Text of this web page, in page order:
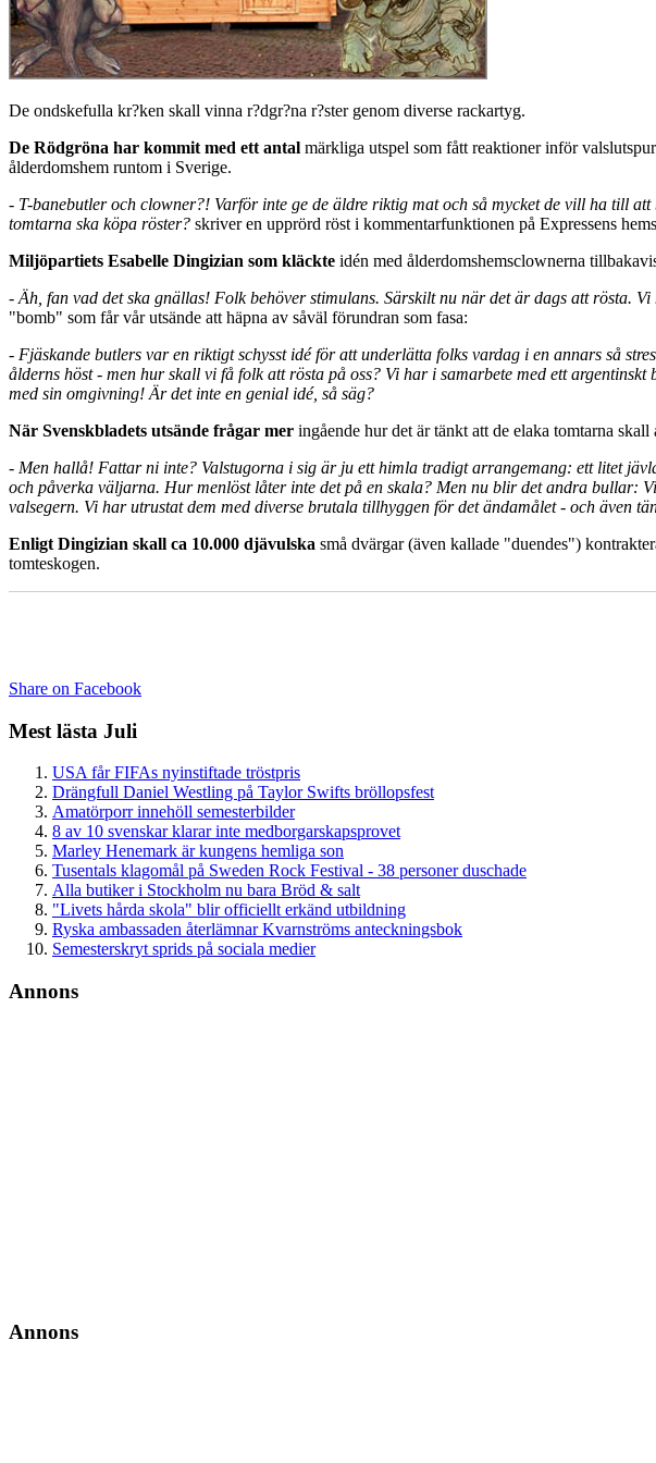
De ondskefulla kr?ken skall vinna r?dgr?na r?ster genom diverse rackartyg.
De Rödgröna har kommit med ett antal märkliga utspel som fått reaktioner inför
ålderdomshem runtom i Sverige.
- T-banebutler och clowner?! Varför inte ge de äldre riktig mat och så mycket de vill ha till
tomtarna ska köpa röster? skriver en upprörd röst i kommentarfunktionen på Expressens
Miljöpartiets Esabelle Dingizian som kläckte idén med ålderdomshemsclownerna
- Äh, fan vad det ska gnällas! Folk behöver stimulans. Särskilt nu när det är dags att rösta.
"bomb" som får vår utsände att häpna av såväl förundran som fasa:
- Fjäskande butlers var en riktigt schysst idé för att underlätta folks vardag i en annars så
ålderns höst - men hur skall vi få folk att rösta på oss? Vi har i samarbete med ett
med sin omgivning! Är det inte en genial idé, så säg?
När Svenskbladets utsände frågar mer ingående hur det är tänkt att de elaka tomtarna
- Men hallå! Fattar ni inte? Valstugorna i sig är ju ett himla tradigt arrangemang: ett litet
och påverka väljarna. Hur menlöst låter inte det på en skala? Men nu blir det andra bullar:
valsegern. Vi har utrustat dem med diverse brutala tillhyggen för det ändamålet - och även
Enligt Dingizian skall ca 10.000 djävulska små dvärgar (även kallade "duendes")
tomteskogen.
Share on Facebook
Mest lästa Juli
USA får FIFAs nyinstiftade tröstpris
Drängfull Daniel Westling på Taylor Swifts bröllopsfest
Amatörporr innehöll semesterbilder
8 av 10 svenskar klarar inte medborgarskapsprovet
Marley Henemark är kungens hemliga son
Tusentals klagomål på Sweden Rock Festival - 38 personer duschade
Alla butiker i Stockholm nu bara Bröd & salt
"Livets hårda skola" blir officiellt erkänd utbildning
Ryska ambassaden återlämnar Kvarnströms anteckningsbok
Semesterskryt sprids på sociala medier
Annons
Annons